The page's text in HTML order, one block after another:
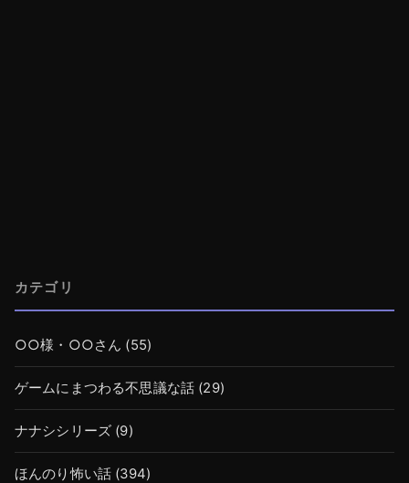
カテゴリ
○○様・○○さん (55)
ゲームにまつわる不思議な話 (29)
ナナシシリーズ (9)
ほんのり怖い話 (394)